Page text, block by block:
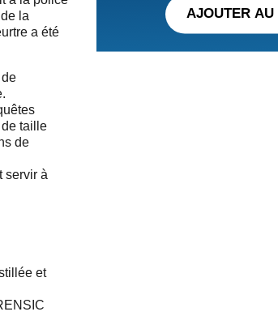
la
a été
taille
de
servir à
et
AJOUTER AU